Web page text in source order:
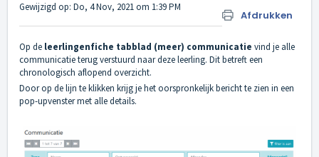
Afdrukken
Gewijzigd op: Do, 4 Nov, 2021 om 1:39 PM
Op de leerlingenfiche tabblad (meer) communicatie vind je alle
communicatie terug verstuurd naar deze leerling. Dit betreft een
chronologisch aflopend overzicht.
Door op de lijn te klikken krijg je het oorspronkelijk bericht te zien in een
pop-upvenster met alle details.